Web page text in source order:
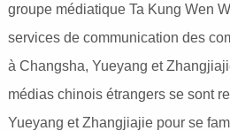
groupe médiatique Ta Kung Wen
services de communication des
à Changsha, Yueyang et
médias chinois étrangers se sont
Yueyang et Zhangjiajie pour se